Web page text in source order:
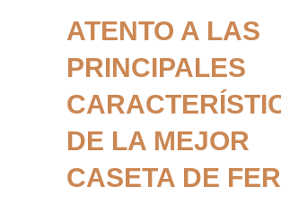
ATENTO A LAS
PRINCIPALES
DE LA MEJOR
CASETA DE